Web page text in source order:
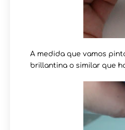
A medida que vamos
brillantina o similar que